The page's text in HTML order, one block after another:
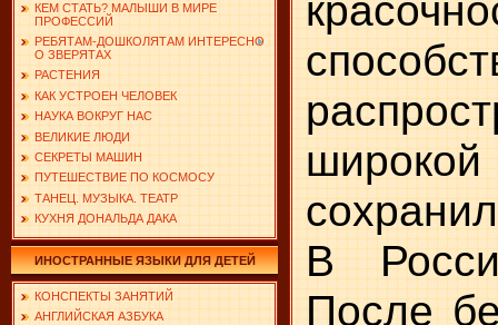
КЕМ СТАТЬ? МАЛЫШИ В МИРЕ
ПРОФЕССИЙ
РЕБЯТАМ-ДОШКОЛЯТАМ ИНТЕРЕСНО
О ЗВЕРЯТАХ
РАСТЕНИЯ
КАК УСТРОЕН ЧЕЛОВЕК
НАУКА ВОКРУГ НАС
ВЕЛИКИЕ ЛЮДИ
СЕКРЕТЫ МАШИН
ПУТЕШЕСТВИЕ ПО КОСМОСУ
ТАНЕЦ. МУЗЫКА. ТЕАТР
КУХНЯ ДОНАЛЬДА ДАКА
ИНОСТРАННЫЕ ЯЗЫКИ ДЛЯ ДЕТЕЙ
КОНСПЕКТЫ ЗАНЯТИЙ
АНГЛИЙСКАЯ АЗБУКА
В
После